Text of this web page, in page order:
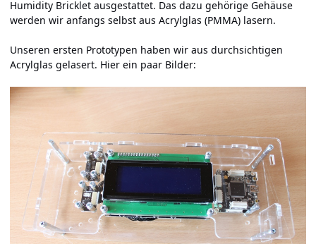
Humidity Bricklet ausgestattet. Das dazu gehörige Gehäuse
werden wir anfangs selbst aus Acrylglas (PMMA) lasern.
Unseren ersten Prototypen haben wir aus durchsichtigen
Acrylglas gelasert. Hier ein paar Bilder: